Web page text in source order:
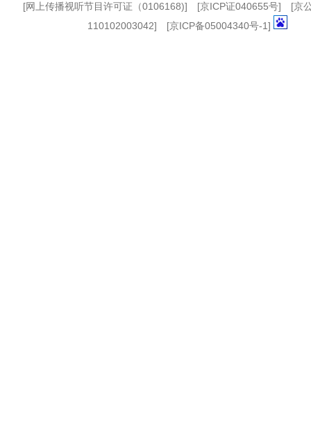
[网上传播视听节目许可证（0106168)] [京ICP证040655号] [京
110102003042] [京ICP备05004340号-1]